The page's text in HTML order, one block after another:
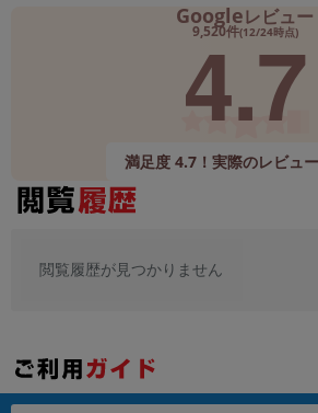
Googleレビュー
9,520件(12/24時点)
4.7
満足度 4.7！実際のレビュ
閲覧履歴が見つかりません
「iPhone」「Xperia」「Galaxy」など
商品の搭載機能による絞り込み
ドライブ
CPU